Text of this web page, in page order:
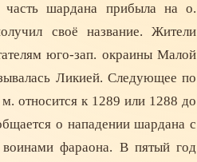
шардана прибыла на о.
своё название. Жители
юго-зап. окраины Малой
Ликией. Следующее по
относится к 1289 или 1288 до
о нападении шардана с
фараона. В пятый год